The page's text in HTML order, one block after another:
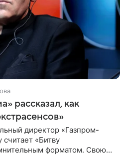
рассказал, как
директор «Газпром-
«Битву
форматом. Свою